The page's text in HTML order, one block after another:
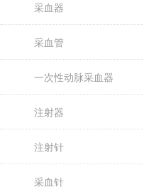
采血器
采血管
一次性动脉采血器
注射器
注射针
采血针